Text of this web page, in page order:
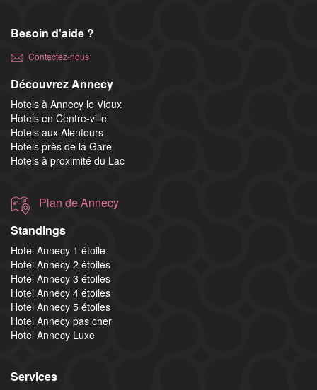
Besoin d'aide ?
Contactez-nous
Découvrez Annecy
Hotels à Annecy le Vieux
Hotels en Centre-ville
Hotels aux Alentours
Hotels près de la Gare
Hotels à proximité du Lac
Plan de Annecy
Standings
Hotel Annecy 1 étoile
Hotel Annecy 2 étoiles
Hotel Annecy 3 étoiles
Hotel Annecy 4 étoiles
Hotel Annecy 5 étoiles
Hotel Annecy pas cher
Hotel Annecy Luxe
Services